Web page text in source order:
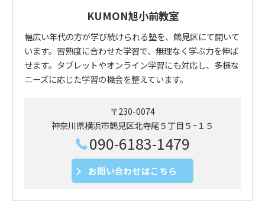
KUMON旭小前教室
幅広い年代の方が学び続けられる塾を、鶴見区にて開いて
います。習熟度に合わせた学習で、無理なく学ぶ力を伸ば
せます。タブレットやオンライン学習にも対応し、多様な
ニーズに応じた学習の機会を整えています。
〒230-0074
神奈川県横浜市鶴見区北寺尾５丁目５−１５
090-6183-1479
お問い合わせはこちら